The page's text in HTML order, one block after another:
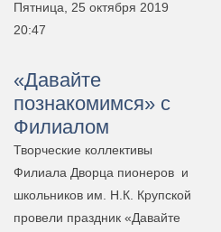
Пятница, 25 октября 2019
20:47
«Давайте
познакомимся» с
Филиалом
Творческие коллективы
Филиала Дворца пионеров и
школьников им. Н.К. Крупской
провели праздник «Давайте